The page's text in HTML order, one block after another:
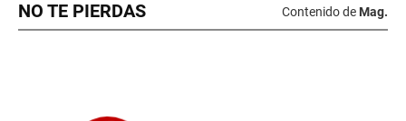
NO TE PIERDAS Contenido de Mag.